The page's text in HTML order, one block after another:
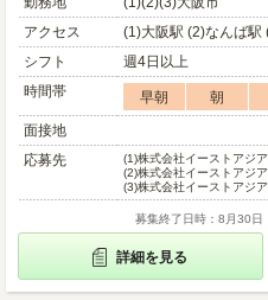
アクセス
(1)大阪駅 (2)なんば駅
シフト
週4日以上
時間帯
早朝 朝
面接地
応募先
(1)株式会社イーストアジ
(2)株式会社イーストアジ
(3)株式会社イーストアジ
募集終了日時：8月30日
詳細を見る